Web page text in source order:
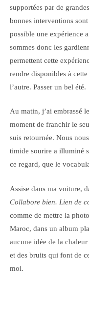
supportées par de
bonnes interventions
possible une expérience
sommes donc les
permettent cette
rendre disponibles à
l’autre. Passer un bel été.
Au matin, j’ai embrassé
moment de franchir le
suis retournée. Nous
timide sourire a illuminé
ce regard, que le
Assise dans ma voiture,
Collabore bien. Lien de
comme de mettre la
Maroc, dans un album
aucune idée de la
et des bruits qui font de
moi.